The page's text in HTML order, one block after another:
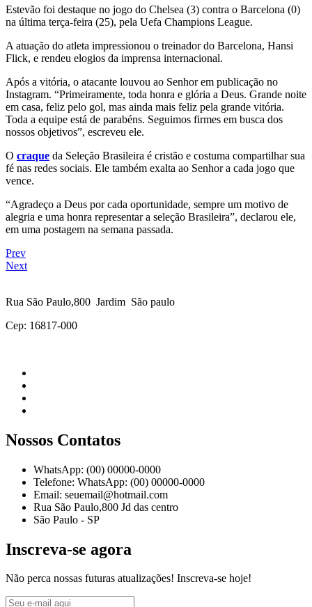
Estevão foi destaque no jogo do Chelsea (3) contra o Barcelona (0)
na última terça-feira (25), pela Uefa Champions League.
A atuação do atleta impressionou o treinador do Barcelona, Hansi
Flick, e rendeu elogios da imprensa internacional.
Após a vitória, o atacante louvou ao Senhor em publicação no
Instagram. “Primeiramente, toda honra e glória a Deus. Grande noite
em casa, feliz pelo gol, mas ainda mais feliz pela grande vitória.
Toda a equipe está de parabéns. Seguimos firmes em busca dos
nossos objetivos”, escreveu ele.
O craque da Seleção Brasileira é cristão e costuma compartilhar sua
fé nas redes sociais. Ele também exalta ao Senhor a cada jogo que
vence.
“Agradeço a Deus por cada oportunidade, sempre um motivo de
alegria e uma honra representar a seleção Brasileira”, declarou ele,
em uma postagem na semana passada.
Prev
Next
Rua São Paulo,800 Jardim São paulo
Cep: 16817-000
Nossos Contatos
WhatsApp: (00) 00000-0000
Telefone: WhatsApp: (00) 00000-0000
Email: seuemail@hotmail.com
Rua São Paulo,800 Jd das centro
São Paulo - SP
Inscreva-se agora
Não perca nossas futuras atualizações! Inscreva-se hoje!